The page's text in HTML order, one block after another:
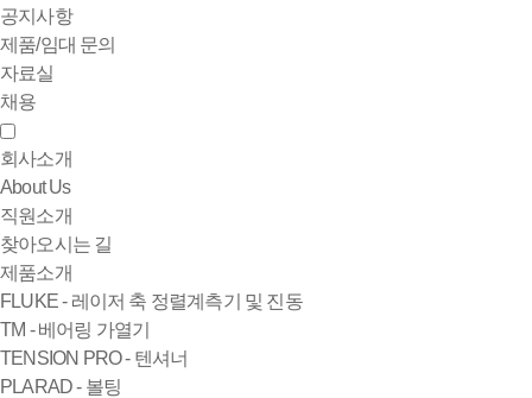
공지사항
제품/임대 문의
자료실
채용
회사소개
About Us
직원소개
찾아오시는 길
제품소개
FLUKE - 레이저 축 정렬계측기 및 진동
TM - 베어링 가열기
TENSION PRO - 텐셔너
PLARAD - 볼팅